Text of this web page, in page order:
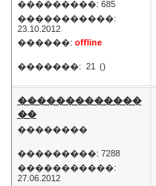
���������: 685
�����������:
23.10.2012
������: offline
�������: 21 ()
�������������
��
��������
���������: 7288
�����������:
27.06.2012